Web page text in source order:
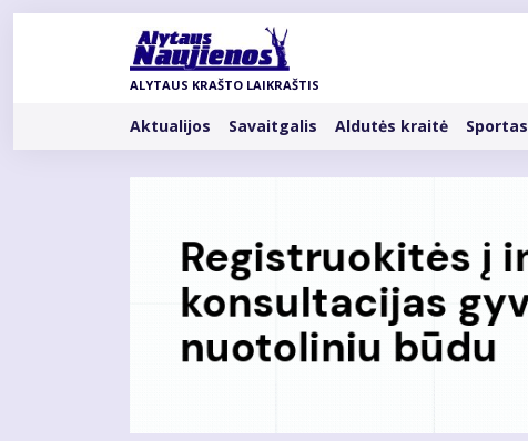
Pereiti
ALYTAUS KRAŠTO LAIKRAŠTIS
Rubrikos
Aktualijos Savaitgalis Aldutės kraitė Sportas